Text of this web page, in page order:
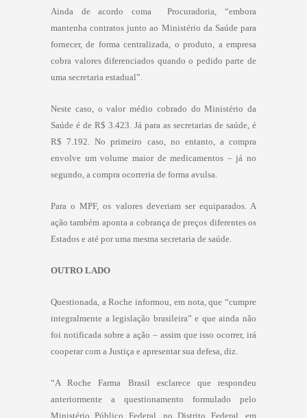
Ainda de acordo coma Procuradoria, “embora
mantenha contratos junto ao Ministério da Saúde para
fornecer, de forma centralizada, o produto, a empresa
cobra valores diferenciados quando o pedido parte de
uma secretaria estadual”.
Neste caso, o valor médio cobrado do Ministério da
Saúde é de R$ 3.423. Já para as secretarias de saúde, é
R$ 7.192. No primeiro caso, no entanto, a compra
envolve um volume maior de medicamentos – já no
segundo, a compra ocorreria de forma avulsa.
Para o MPF, os valores deveriam ser equiparados. A
ação também aponta a cobrança de preços diferentes os
Estados e até por uma mesma secretaria de saúde.
OUTRO LADO
Questionada, a Roche informou, em nota, que “cumpre
integralmente a legislação brasileira” e que ainda não
foi notificada sobre a ação – assim que isso ocorrer, irá
cooperar com a Justiça e apresentar sua defesa, diz.
“A Roche Farma Brasil esclarece que respondeu
anteriormente a questionamento formulado pelo
Ministério Público Federal, no Distrito Federal, em